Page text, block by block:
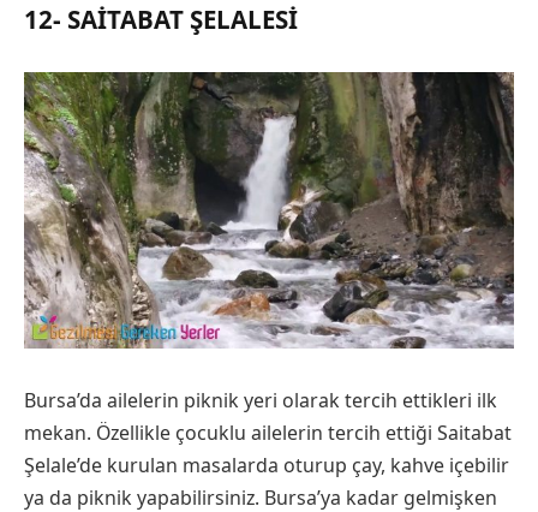
12- SAITABAT ŞELALESI
Bursa’da ailelerin piknik yeri olarak tercih ettikleri ilk
mekan. Özellikle çocuklu ailelerin tercih ettiği Saitabat
Şelale’de kurulan masalarda oturup çay, kahve içebilir
ya da piknik yapabilirsiniz. Bursa’ya kadar gelmişken